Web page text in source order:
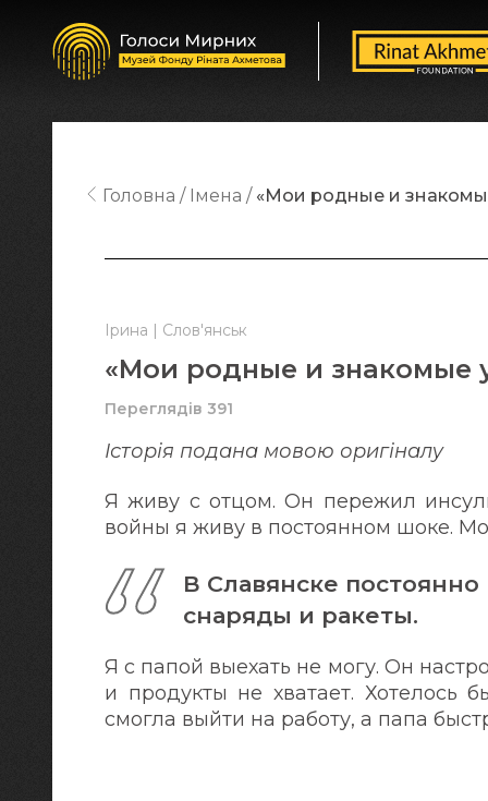
Ірина | Слов'янськ
«Мои родные и знакомые
Переглядів 391
Історія подана мовою оригіналy
Я живу с отцом. Он пережил
войны я живу в постоянном шоке.
В Славянске
снаряды и ракеты.
Я с папой выехать не могу. Он
и продукты не хватает. Хотелось
смогла выйти на работу, а папа
Головна Імена «Мои родные и